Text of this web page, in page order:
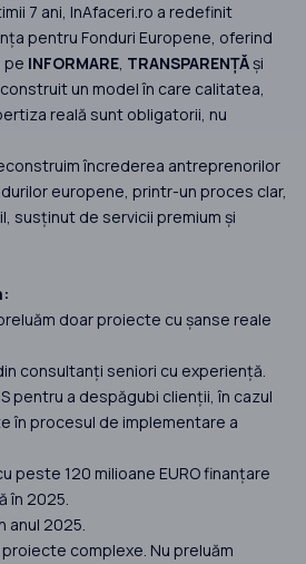
7 ani, InAfaceri.ro a redefinit
pentru Fonduri Europene, oferind
pe INFORMARE, TRANSPARENȚĂși
construit un model în care calitatea,
reală sunt obligatorii, nu
încrederea antreprenorilor
europene, printr-un proces clar,
susținut de servicii premium și
doar proiecte cu șanse reale
consultanți seniori cu experiență.
pentru a despăgubi clienții, în cazul
în procesul de implementare a
peste 120 milioane EURO finanțare
în 2025.
anul 2025.
complexe. Nu preluăm